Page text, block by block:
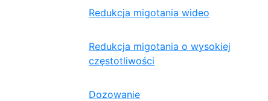
Redukcja migotania wideo
Redukcja migotania o wysokiej
częstotliwości
Dozowanie